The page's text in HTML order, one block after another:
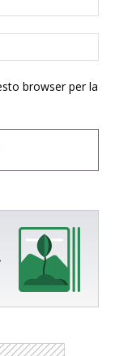
browser per la